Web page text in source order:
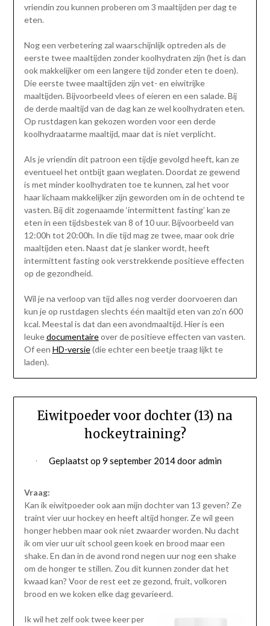
vriendin zou kunnen proberen om 3 maaltijden per dag te
eten.
Nog een verbetering zal waarschijnlijk optreden als de
eerste twee maaltijden zonder koolhydraten zijn (het is dan
ook makkelijker om een langere tijd zonder eten te doen).
Die eerste twee maaltijden zijn vet- en eiwitrijke
maaltijden. Bijvoorbeeld vlees of eieren en een salade. Bij
de derde maaltijd van de dag kan ze wel koolhydraten eten.
Op rustdagen kan gekozen worden voor een derde
koolhydraatarme maaltijd, maar dat is niet verplicht.
Als je vriendin dit patroon een tijdje gevolgd heeft, kan ze
eventueel het ontbijt gaan weglaten. Doordat ze gewend
is met minder koolhydraten toe te kunnen, zal het voor
haar lichaam makkelijker zijn geworden om in de ochtend te
vasten. Bij dit zogenaamde ‘intermittent fasting’ kan ze
eten in een tijdsbestek van 8 of 10 uur. Bijvoorbeeld van
12:00h tot 20:00h. In die tijd mag ze twee, maar ook drie
maaltijden eten. Naast dat je slanker wordt, heeft
intermittent fasting ook verstrekkende positieve effecten
op de gezondheid.
Wil je na verloop van tijd alles nog verder doorvoeren dan
kun je op rustdagen slechts één maaltijd eten van zo’n 600
kcal. Meestal is dat dan een avondmaaltijd. Hier is een
leukedocumentaireover de positieve effecten van vasten.
Of een HD-versie(die echter een beetje traag lijkt te
laden).
Eiwitpoeder voor dochter (13) na
hockeytraining?
Geplaatst op 9 september 2014dooradmin
Vraag:
Kan ik eiwitpoeder ook aan mijn dochter van 13 geven? Ze
traint vier uur hockey en heeft altijd honger. Ze wil geen
honger hebben maar ook niet zwaarder worden. Nu dacht
ik om vier uur uit school geen koek en brood maar een
shake. En dan in de avond rond negen uur nog een shake
om de honger te stillen. Zou dit kunnen zonder dat het
kwaad kan? Voor de rest eet ze gezond, fruit, volkoren
brood en we koken elke dag gevarieerd.
Ik wil het zelf ook twee keer per